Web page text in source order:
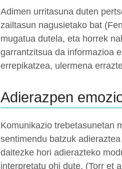
Adimen urritasuna duten
zailtasun nagusietako bat
mugatua dutela, eta horrek
garrantzitsua da informazioa
errepikatzea, ulermena
Adierazpen
Komunikazio trebetasunetan
sentimendu batzuk
daitezke hori adierazteko
interpretatu ohi dute. (Torr et